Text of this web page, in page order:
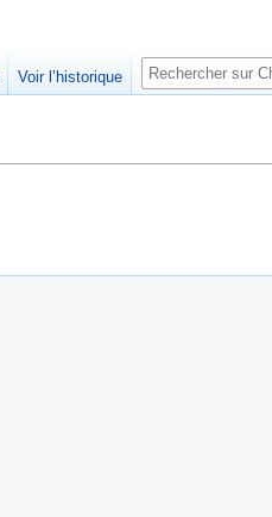
Voir l’historique
Rechercher